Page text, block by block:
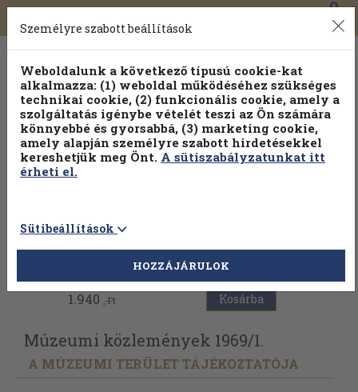
Toggle
navigation
0
Vissza az előző oldalra
1.940 ,-Ft Kosárba
Múzeumi közlemények 1969/1.
A MÚZEUMI TERÜLET TÁJÉKOZTATÓJA
Személyre szabott beállítások
Weboldalunk a következő típusú cookie-kat
alkalmazza: (1) weboldal működéséhez szükséges
technikai cookie, (2) funkcionális cookie, amely a
szolgáltatás igénybe vételét teszi az Ön számára
könnyebbé és gyorsabbá, (3) marketing cookie,
amely alapján személyre szabott hirdetésekkel
kereshetjük meg Önt. A sütiszabályzatunkat itt
érheti el.
Sütibeállítások
HOZZÁJÁRULOK